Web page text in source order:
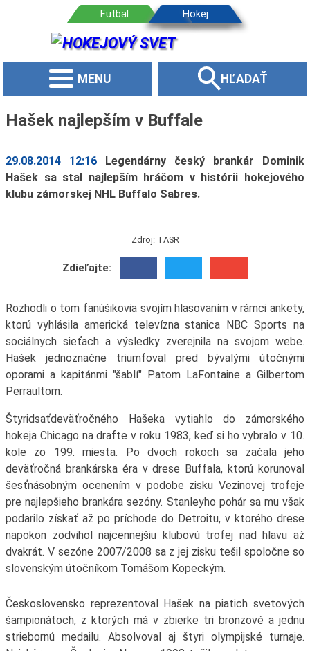
MENU HĽADAŤ
Hašek najlepším v Buffale
29.08.2014 12:16
Legendárny český brankár Dominik
Hašek sa stal najlepším hráčom v histórii hokejového
klubu zámorskej NHL Buffalo Sabres.
Zdroj: TASR
Zdieľajte:
Rozhodli o tom fanúšikovia svojím hlasovaním v rámci ankety,
ktorú vyhlásila americká televízna stanica NBC Sports na
sociálnych sieťach a výsledky zverejnila na svojom webe.
Hašek jednoznačne triumfoval pred bývalými útočnými
oporami a kapitánmi "šablí" Patom LaFontaine a Gilbertom
Perraultom.
Štyridsaťdeväťročného Hašeka vytiahlo do zámorského
hokeja Chicago na drafte v roku 1983, keď si ho vybralo v 10.
kole zo 199. miesta. Po dvoch rokoch sa začala jeho
deväťročná brankárska éra v drese Buffala, ktorú korunoval
šesťnásobným ocenením v podobe zisku Vezinovej trofeje
pre najlepšieho brankára sezóny. Stanleyho pohár sa mu však
podarilo získať až po príchode do Detroitu, v ktorého drese
napokon zodvihol najcennejšiu klubovú trofej nad hlavu až
dvakrát. V sezóne 2007/2008 sa z jej zisku tešil spoločne so
slovenským útočníkom Tomášom Kopeckým.
Československo reprezentoval Hašek na piatich svetových
šampionátoch, z ktorých má v zbierke tri bronzové a jednu
striebornú medailu. Absolvoval aj štyri olympijské turnaje.